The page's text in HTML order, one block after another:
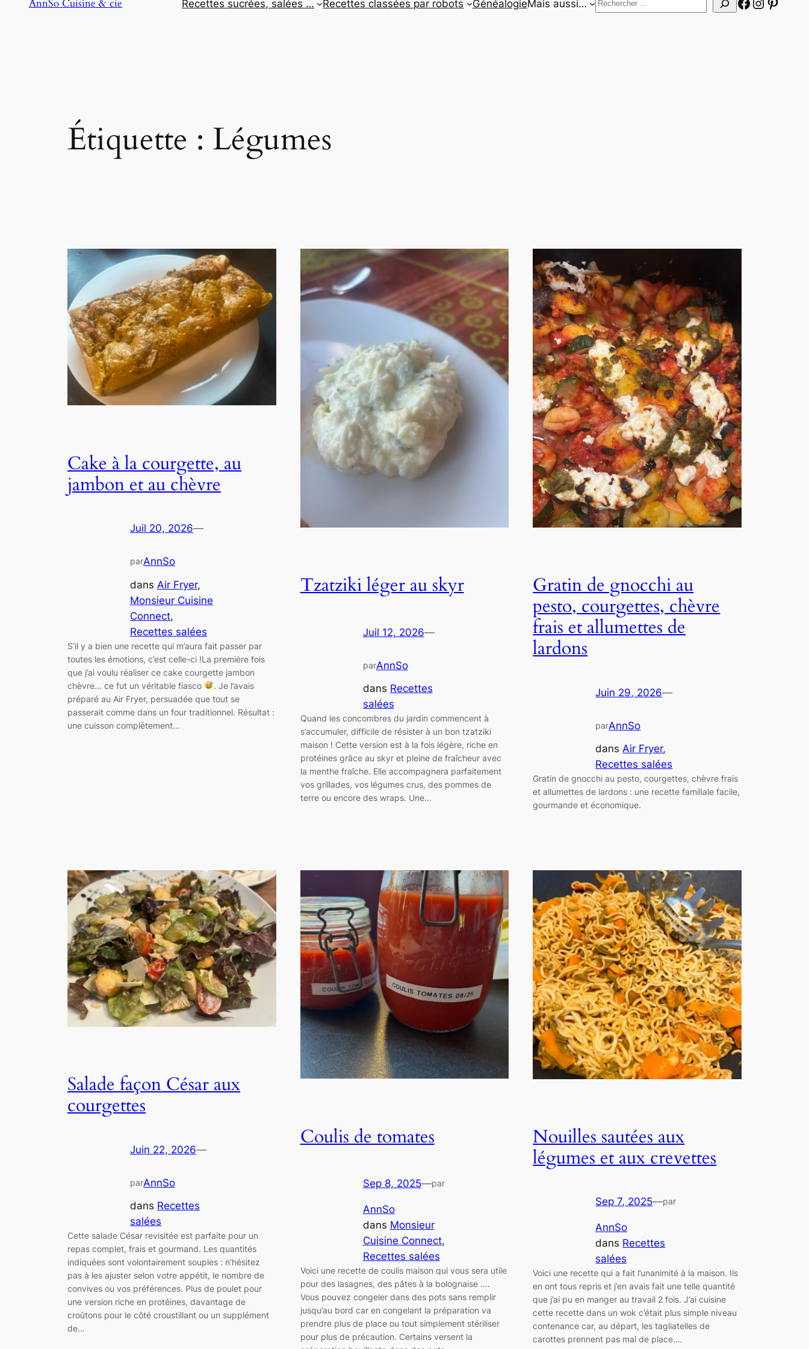
AnnSo Cuisine & cie Recettes sucrées, salées … Recettes classées par robots GénéalogieMais aussi…
Étiquette : Légumes
Cake à la courgette, au
jambon et au chèvre
Juil 20, 2026—
parAnnSo
dans Air Fryer
Monsieur Cuisine
Connect
Recettes salées
S’il y a bien une recette qui m’aura fait passer par
toutes les émotions, c’est celle-ci !La première fois
que j’ai voulu réaliser ce cake courgette jambon
chèvre… ce fut un véritable fiasco
. Je l’avais
préparé au Air Fryer, persuadée que tout se
passerait comme dans un four traditionnel. Résultat :
une cuisson complètement…
Tzatziki léger au skyr
Juil 12, 2026—
parAnnSo
dans Recettes
salées
Quand les concombres du jardin commencent à
s’accumuler, difficile de résister à un bon tzatziki
maison ! Cette version est à la fois légère, riche en
protéines grâce au skyr et pleine de fraîcheur avec
la menthe fraîche. Elle accompagnera parfaitement
vos grillades, vos légumes crus, des pommes de
terre ou encore des wraps. Une…
Gratin de gnocchi au
pesto, courgettes, chèvre
frais et allumettes de
lardons
Juin 29, 2026—
parAnnSo
dansAir Fryer
Recettes salées
Gratin de gnocchi au pesto, courgettes, chèvre frais
et allumettes de lardons : une recette familiale facile,
gourmande et économique.
Salade façon César aux
courgettes
Juin 22, 2026—
parAnnSo
dans Recettes
salées
Cette salade César revisitée est parfaite pour un
repas complet, frais et gourmand. Les quantités
indiquées sont volontairement souples : n’hésitez
pas à les ajuster selon votre appétit, le nombre de
convives ou vos préférences. Plus de poulet pour
une version riche en protéines, davantage de
croûtons pour le côté croustillant ou un supplément
de…
Coulis de tomates
Sep 8, 2025—par
AnnSo
dans Monsieur
Cuisine Connect
Recettes salées
Voici une recette de coulis maison qui vous sera utile
pour des lasagnes, des pâtes à la bolognaise ….
Vous pouvez congeler dans des pots sans remplir
jusqu’au bord car en congelant la préparation va
prendre plus de place ou tout simplement stériliser
pour plus de précaution. Certains versent la
Nouilles sautées aux
légumes et aux crevettes
Sep 7, 2025—par
AnnSo
dans Recettes
salées
Voici une recette qui a fait l’unanimité à la maison. Ils
en ont tous repris et j’en avais fait une telle quantité
que j’ai pu en manger au travail 2 fois. J’ai cuisine
cette recette dans un wok c’était plus simple niveau
contenance car, au départ, les tagliatelles de
carottes prennent pas mal de place.…